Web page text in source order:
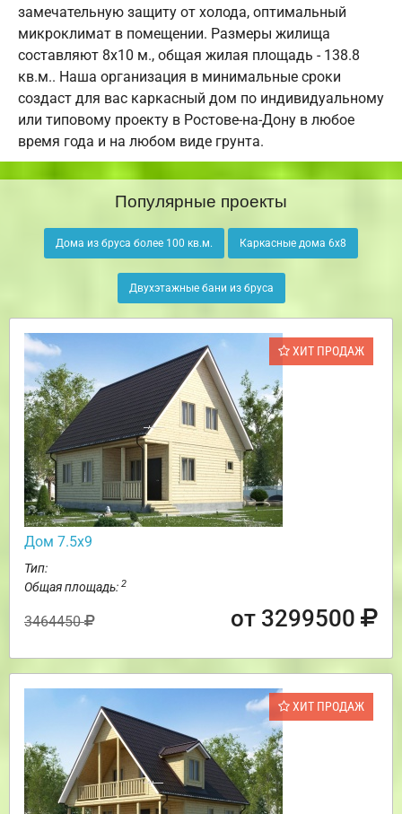
замечательную защиту от холода, оптимальный
микроклимат в помещении. Размеры жилища
составляют 8х10 м., общая жилая площадь - 138.8
кв.м.. Наша организация в минимальные сроки
создаст для вас каркасный дом по индивидуальному
или типовому проекту в Ростове-на-Дону в любое
время года и на любом виде грунта.
Популярные проекты
Дома из бруса более 100 кв.м. Каркасные дома 6х8
Двухэтажные бани из бруса
ХИТ ПРОДАЖ
Дом 7.5х9
Тип:
Общая площадь: 2
3464450 от 3299500
ХИТ ПРОДАЖ